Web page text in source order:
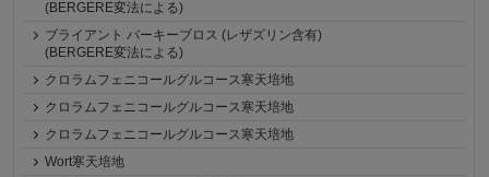
(BERGERE変法による)
ブライアント バーキーブロス (レザズリン含有)
(BERGERE変法による)
クロラムフェニコールグルコース寒天培地
クロラムフェニコールグルコース寒天培地
クロラムフェニコールグルコース寒天培地
Wort寒天培地